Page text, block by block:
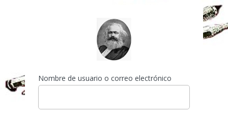
https://espai-marx.net/
Nombre de usuario o correo electrónico